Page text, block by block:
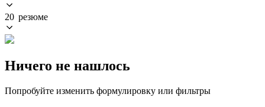
20 резюме
Ничего не нашлось
Попробуйте изменить формулировку или фильтры